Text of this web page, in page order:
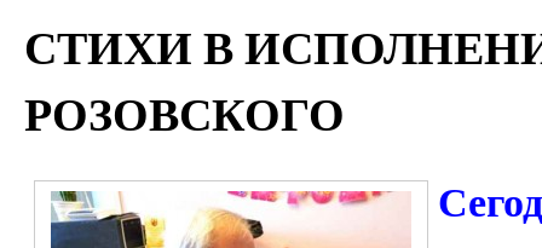
СТИХИ В
РОЗОВСКОГО